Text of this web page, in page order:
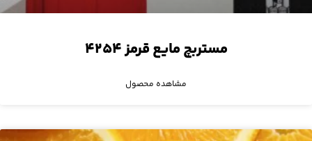
مستربچ مایع قرمز ۴۲۵۴
مشاهده محصول